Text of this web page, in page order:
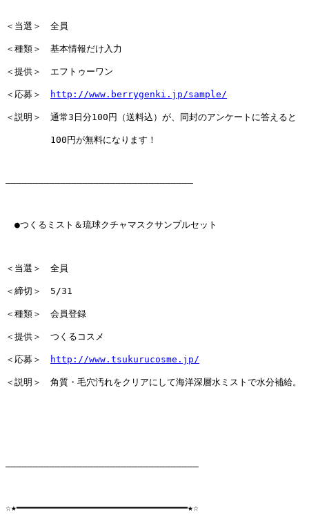
＜当選＞　全員
＜種類＞　基本情報だけ入力
＜提供＞　エフトゥーワン
＜応募＞ http://www.berrygenki.jp/sample/
＜説明＞　通常3日分100円（送料込）が、同封のアンケートに答えると
100円が無料になります！
――――――――――――――――――――――――――――――――――
●つくるミスト＆琉球クチャマスクサンプルセット
＜当選＞　全員
＜締切＞　5/31
＜種類＞　会員登録
＜提供＞　つくるコスメ
＜応募＞ http://www.tsukurucosme.jp/
＜説明＞　角質・毛穴汚れをクリアにして海洋深層水ミストで水分補給。
―――――――――――――――――――――――――――――――――――
☆★━━━━━━━━━━━━━━━━━━━━━━━━━━━━━━━★☆